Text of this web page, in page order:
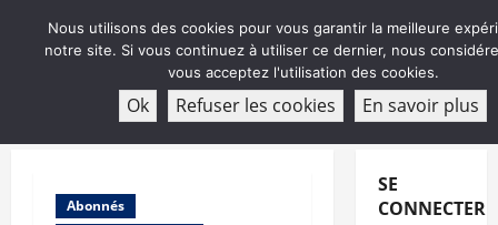
ABONNEMENT
Abonnés
SE
CONNECTER
Nous utilisons des cookies pour vous garantir la meilleure
notre site. Si vous continuez à utiliser ce dernier, nous
vous acceptez l'utilisation des cookies.
Ok Refuser les cookies En savoir plus